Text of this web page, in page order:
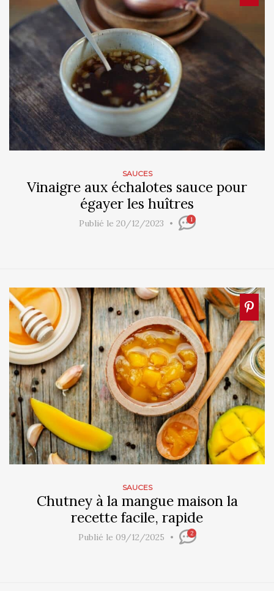
SAUCES
Vinaigre aux échalotes sauce pour
égayer les huîtres
Publié le 20/12/2023 1
SAUCES
Chutney à la mangue maison la
recette facile, rapide
Publié le 09/12/2025 2